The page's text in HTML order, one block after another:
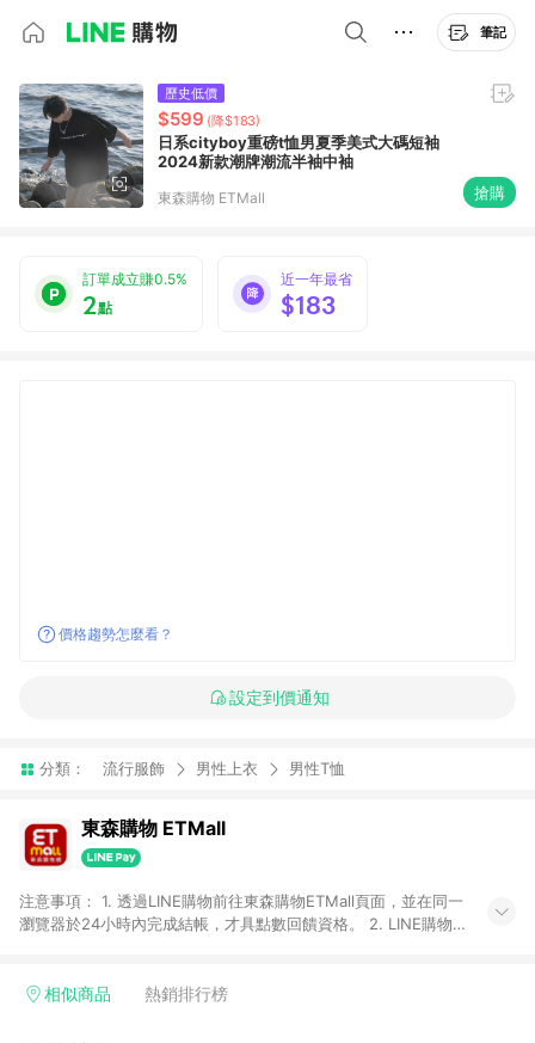
筆記
歷史低價
$599 (降$183)
日系cityboy重磅t恤男夏季美式大碼短袖
2024新款潮牌潮流半袖中袖
東森購物 ETMall 搶購
訂單成立賺0.5%
2點
近一年最省
$183
價格趨勢怎麼看？
設定到價通知
分類： 流行服飾 男性上衣 男性T恤
東森購物 ETMall
注意事項： 1. 透過LINE購物前往東森購物ETMall頁面，並在同一
瀏覽器於24小時內完成結帳，才具點數回饋資格。 2. LINE購物
單，皆不在點數回饋範圍內。 3. 如購買以下類別商品，將無法獲
相似商品 熱銷排行榜